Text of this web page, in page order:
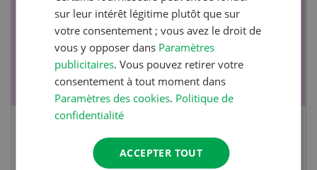
Cours spécialisé Aquaculture
sur leur intérêt légitime plutôt que sur
votre consentement ; vous avez le droit de
vous y opposer dans Paramètres
publicitaires. Vous pouvez retirer votre
consentement à tout moment dans
Paramètres des cookies. Politique de
confidentialité
ACCEPTER TOUT